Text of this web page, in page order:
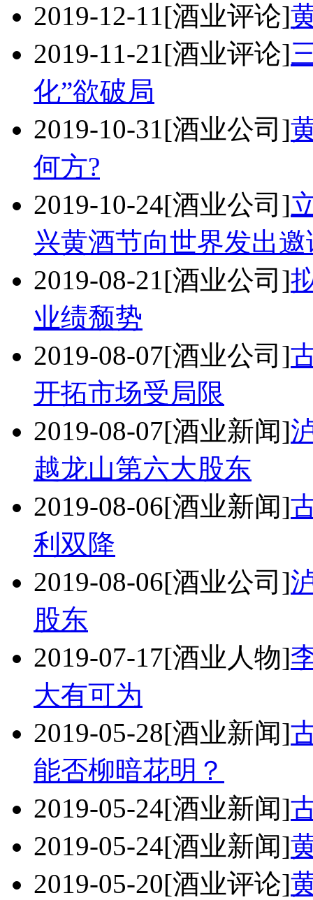
2019-12-11[酒业评论]
2019-11-21[酒业评论]
化”欲破局
2019-10-31[酒业公司]
何方?
2019-10-24[酒业公司]
兴黄酒节向世界发出邀
2019-08-21[酒业公司]
业绩颓势
2019-08-07[酒业公司]
开拓市场受局限
2019-08-07[酒业新闻]
越龙山第六大股东
2019-08-06[酒业新闻]
利双降
2019-08-06[酒业公司]
股东
2019-07-17[酒业人物]
大有可为
2019-05-28[酒业新闻]
能否柳暗花明？
2019-05-24[酒业新闻]
2019-05-24[酒业新闻]
2019-05-20[酒业评论]